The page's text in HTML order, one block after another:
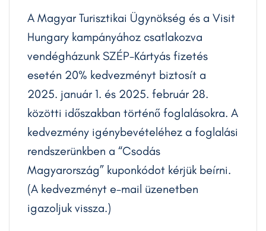
A Magyar Turisztikai Ügynökség és a Visit
Hungary kampányához csatlakozva
vendégházunk SZÉP-Kártyás fizetés
esetén 20% kedvezményt biztosít a
2025. január 1. és 2025. február 28.
közötti időszakban történő foglalásokra. A
kedvezmény igénybevételéhez a foglalási
rendszerünkben a “Csodás
Magyarország” kuponkódot kérjük beírni.
(A kedvezményt e-mail üzenetben
igazoljuk vissza.)